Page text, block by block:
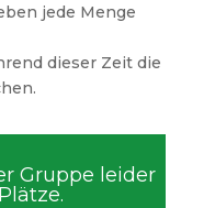
jede Menge
dieser Zeit die
Gruppe leider